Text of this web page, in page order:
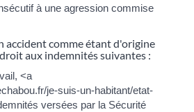
à une agression commise
accident comme étant d'origine
aux indemnités suivantes :
<a
je-suis-un-habitant/etat-
versées par la Sécurité